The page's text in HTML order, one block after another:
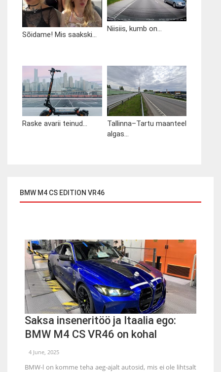
Sõidame! Mis saakski...
Niisiis, kumb on...
Raske avarii teinud...
Tallinna–Tartu maanteel
algas...
BMW M4 CS EDITION VR46
Saksa inseneritöö ja Itaalia ego:
BMW M4 CS VR46 on kohal
4 June, 2025
BMW-l on komme teha aeg-ajalt autosid, mis ei ole lihtsalt